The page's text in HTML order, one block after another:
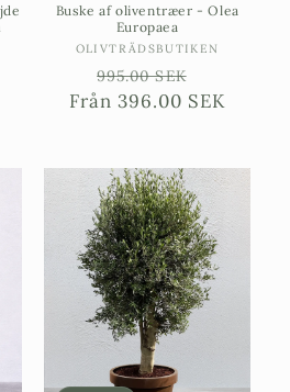
Buske af oliventræer - Olea
Europaea
Sælgere:
OLIVTRÄDSBUTIKEN
Ordinarie
pris
995.00 SEK
Från 396.00 SEK